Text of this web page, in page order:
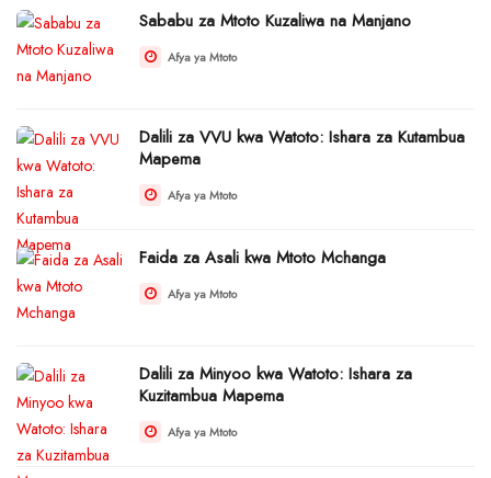
Sababu za Mtoto Kuzaliwa na Manjano
Afya ya Mtoto
Dalili za VVU kwa Watoto: Ishara za Kutambua
Mapema
Afya ya Mtoto
Faida za Asali kwa Mtoto Mchanga
Afya ya Mtoto
Dalili za Minyoo kwa Watoto: Ishara za
Kuzitambua Mapema
Afya ya Mtoto